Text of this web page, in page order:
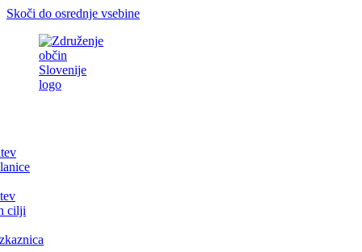
Skoči do osrednje vsebine
cilji